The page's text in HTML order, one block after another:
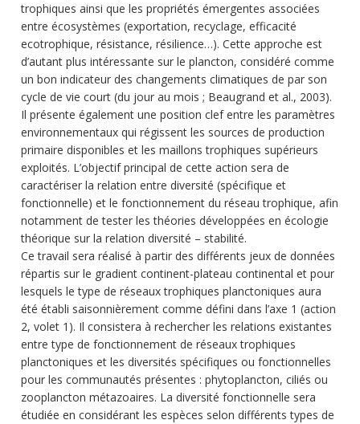
trophiques ainsi que les propriétés émergentes associées
entre écosystèmes (exportation, recyclage, efficacité
ecotrophique, résistance, résilience…). Cette approche est
d’autant plus intéressante sur le plancton, considéré comme
un bon indicateur des changements climatiques de par son
cycle de vie court (du jour au mois ; Beaugrand et al., 2003).
Il présente également une position clef entre les paramètres
environnementaux qui régissent les sources de production
primaire disponibles et les maillons trophiques supérieurs
exploités. L’objectif principal de cette action sera de
caractériser la relation entre diversité (spécifique et
fonctionnelle) et le fonctionnement du réseau trophique, afin
notamment de tester les théories développées en écologie
théorique sur la relation diversité – stabilité.
Ce travail sera réalisé à partir des différents jeux de données
répartis sur le gradient continent-plateau continental et pour
lesquels le type de réseaux trophiques planctoniques aura
été établi saisonnièrement comme défini dans l’axe 1 (action
2, volet 1). Il consistera à rechercher les relations existantes
entre type de fonctionnement de réseaux trophiques
planctoniques et les diversités spécifiques ou fonctionnelles
pour les communautés présentes : phytoplancton, ciliés ou
zooplancton métazoaires. La diversité fonctionnelle sera
étudiée en considérant les espèces selon différents types de